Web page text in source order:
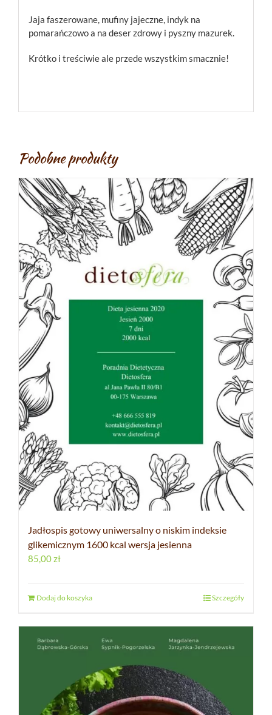
Jaja faszerowane, mufiny jajeczne, indyk na
pomarańczowo a na deser zdrowy i pyszny mazurek.
Krótko i treściwie ale przede wszystkim smacznie!
Podobne produkty
Jadłospis gotowy uniwersalny o niskim indeksie
glikemicznym 1600 kcal wersja jesienna
85,00zł
Dodaj do koszyka Szczegóły